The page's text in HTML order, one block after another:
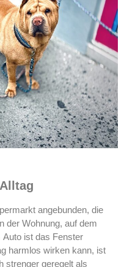
angebunden, die
der Wohnung, auf dem
Auto ist das Fenster
harmlos wirken kann, ist
strenger geregelt als